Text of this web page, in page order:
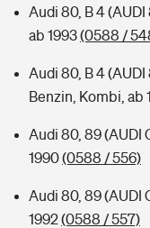
Audi 80, B 4 (AUDI
ab 1993(0588 /
Audi 80, B 4 (AUDI
Benzin, Kombi, ab
Audi 80, 89 (AUDI
1990(0588 / 556)
Audi 80, 89 (AUDI
1992(0588 / 557)